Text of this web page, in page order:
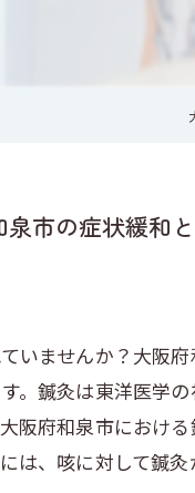
市の症状緩和
いませんか？大阪
。鍼灸は東洋医学
阪府和泉市におけ
は、咳に対して鍼